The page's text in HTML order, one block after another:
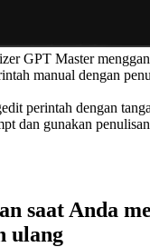
GPT Master
manual dengan
perintah dengan
dan gunakan
saat Anda
ulang